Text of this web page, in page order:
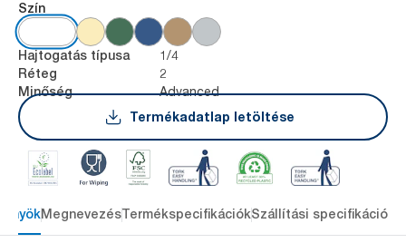
Szín
Hajtogatás típusa 1/4
Réteg 2
Minőség
Advanced
Termékadatlap letöltése
MegnevezésTermékspecifikációkSzállítási specifikációk